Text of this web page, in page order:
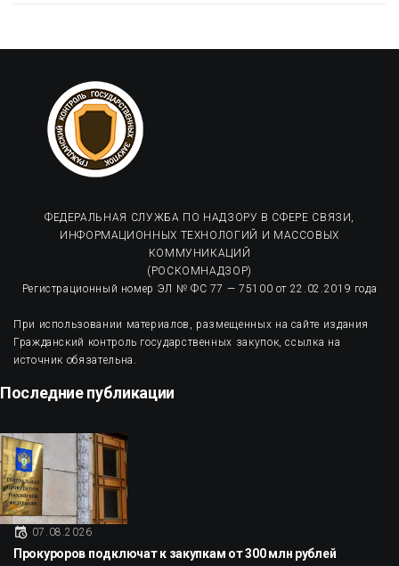
ФЕДЕРАЛЬНАЯ СЛУЖБА ПО НАДЗОРУ В СФЕРЕ СВЯЗИ,
ИНФОРМАЦИОННЫХ ТЕХНОЛОГИЙ И МАССОВЫХ
КОММУНИКАЦИЙ
(РОСКОМНАДЗОР)
Регистрационный номер ЭЛ № ФС 77 — 75100 от 22.02.2019 года
При использовании материалов, размещенных на сайте издания
Гражданский контроль государственных закупок, ссылка на
источник обязательна.
Последние публикации
07.08.2026
Прокуроров подключат к закупкам от 300 млн рублей